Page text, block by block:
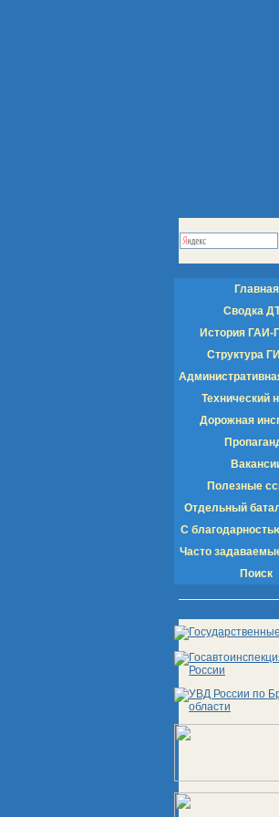
Главная
Сводка
История
Структура
Технический
Дорожная
Полезные
Отдельный
С
Часто
Поиск